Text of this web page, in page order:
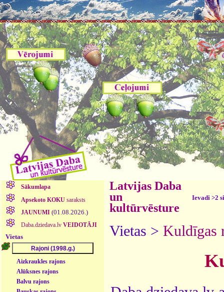
Sākumlapa
Apsekoto KOKUsaraksts
JAUNUMI (01.08.2026.)
Daba.dziedava.lv VEIDOTĀJI
Vietas
Aizkraukles rajons
Alūksnes rajons
Balvu rajons
Latvijas Daba
un
kultūrvēsture
Ievadi >2
Vietas > Kuldīgas